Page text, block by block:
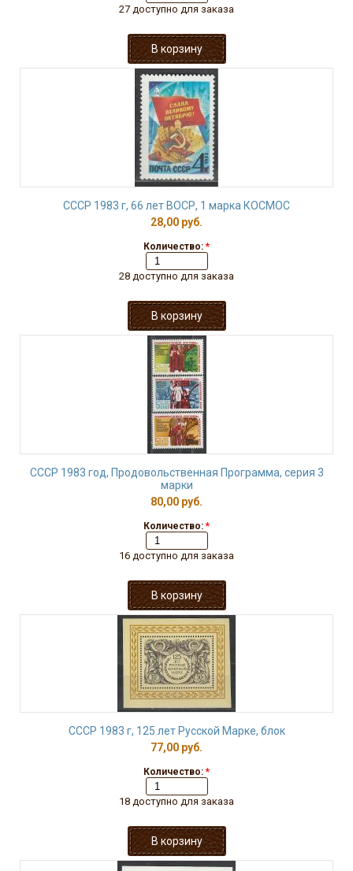
27 доступно для заказа
СССР 1983 г, 66 лет ВОСР, 1 марка КОСМОС
28,00 руб.
Количество: *
28 доступно для заказа
СССР 1983 год, Продовольственная Программа, серия 3
марки
80,00 руб.
Количество: *
16 доступно для заказа
СССР 1983 г, 125 лет Русской Марке, блок
77,00 руб.
Количество: *
18 доступно для заказа